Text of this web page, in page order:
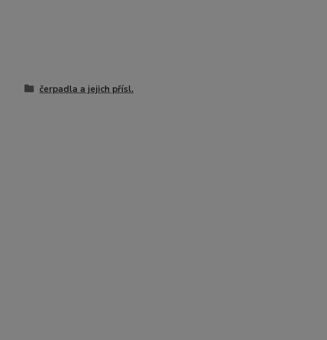
čerpadla a jejich přísl.